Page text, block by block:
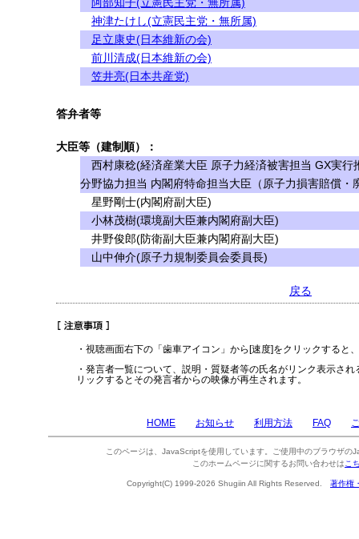
神津たけし(立憲民主党・無所属)
足立康史(日本維新の会)
前川清成(日本維新の会)
笠井亮(日本共産党)
答弁者等
大臣等（建制順）：
西村康稔(経済産業大臣 原子力経済被害担当 GX実行
分野協力担当 内閣府特命担当大臣（原子力損害賠償・
星野剛士(内閣府副大臣)
小林茂樹(環境副大臣兼内閣府副大臣)
井野俊郎(防衛副大臣兼内閣府副大臣)
山中伸介(原子力規制委員会委員長)
戻る
・視聴画面右下の「歯車アイコン」から[速度]をクリックすると
・発言者一覧について、説明・質疑者等の氏名がリンク表示さ
リックするとその発言者からの映像が再生されます。
HOME お知らせ 利用方法 FAQ
このページは、JavaScriptを使用しています。ご使用中のブラウザの
このホームページに関するお問い合わせは こ
Copyright(C) 1999-2026 Shugiin All Rights Reserved. 著作権